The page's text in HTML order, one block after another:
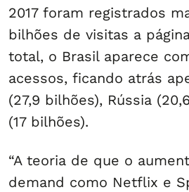
2017 foram registrados
bilhões de visitas a
total, o Brasil aparece
acessos, ficando atrás
(27,9 bilhões), Rússia
(17 bilhões).
“A teoria de que o
demand como Netflix e